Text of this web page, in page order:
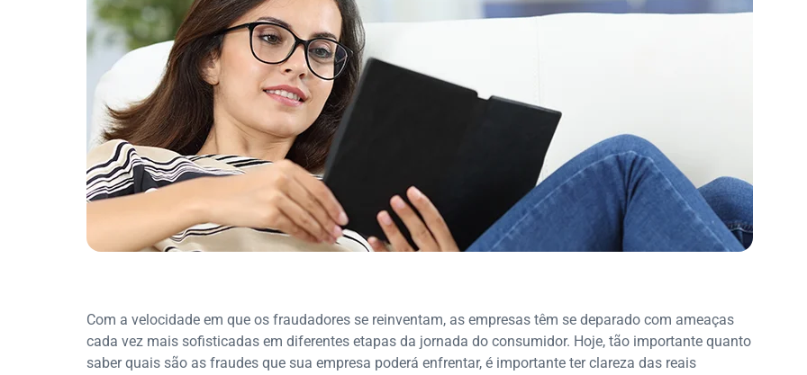
Com a velocidade em que os fraudadores se reinventam, as empresas têm se deparado com ameaças
cada vez mais sofisticadas em diferentes etapas da jornada do consumidor. Hoje, tão importante quanto
saber quais são as fraudes que sua empresa poderá enfrentar, é importante ter clareza das reais